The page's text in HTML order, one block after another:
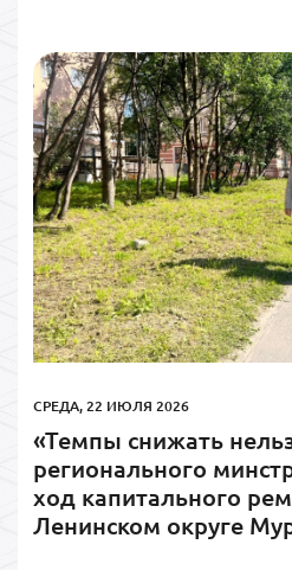
СРЕДА, 22 ИЮЛЯ 2026
«Темпы снижать
регионального
ход капитального
Ленинском округе